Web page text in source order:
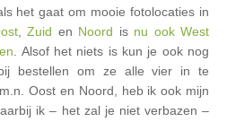
het gaat om mooie fotolocaties in
,Zuid en Noord is nu ook West
. Alsof het niets is kun je ook nog
bestellen om ze alle vier in te
Oost en Noord, heb ik ook mijn
ik – het zal je niet verbazen –